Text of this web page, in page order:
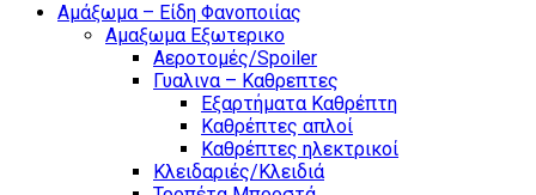
Αμάξωμα – Είδη Φανοποιίας
Αμαξωμα Εξωτερικο
Αεροτομές/Spoiler
Γυαλινα – Καθρεπτες
Εξαρτήματα Καθρέπτη
Καθρέπτες απλοί
Καθρέπτες ηλεκτρικοί
Κλειδαριές/Κλειδιά